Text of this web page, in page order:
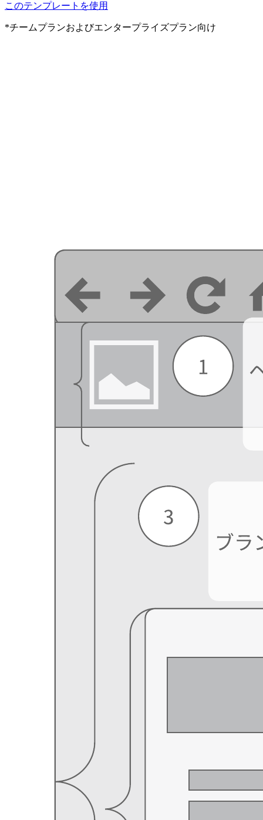
このテンプレートを使用
*チームプランおよびエンタープライズプラン向け